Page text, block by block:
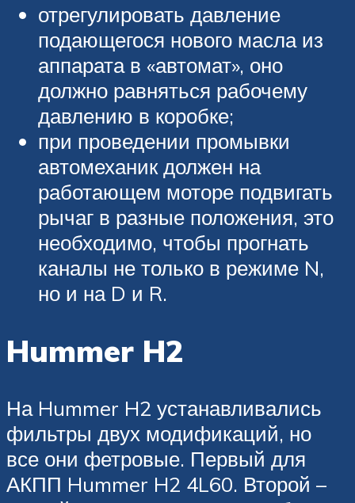
отрегулировать давление
подающегося нового масла из
аппарата в «автомат», оно
должно равняться рабочему
давлению в коробке;
при проведении промывки
автомеханик должен на
работающем моторе подвигать
рычаг в разные положения, это
необходимо, чтобы прогнать
каналы не только в режиме N,
но и на D и R.
Hummer H2
На Hummer H2 устанавливались
фильтры двух модификаций, но
все они фетровые. Первый для
АКПП Hummer H2 4L60. Второй –